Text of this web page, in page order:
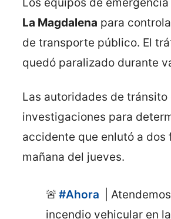
La Magdalena para
de transporte público. El
quedó paralizado durante
Las autoridades de
investigaciones para
accidente que enlutó a
mañana del jueves.
🚨 #Ahora
|
incendio vehicular en